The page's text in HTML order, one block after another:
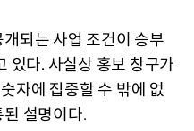
되는 사업 조건이 승부
있다. 사실상 홍보 창구가
자에 집중할 수 밖에 없
설명이다.